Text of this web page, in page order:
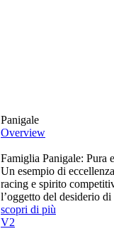
Panigale
Overview
Famiglia Panigale: Pura
Un esempio di
racing e spirito
l’oggetto del desiderio
scopri di più
V2